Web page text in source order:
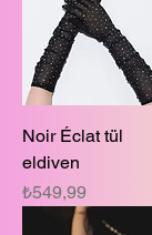
Noir Éclat tül
eldiven
Fiyat
₺549,99